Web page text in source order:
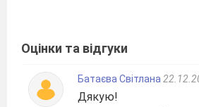
Оцінки та відгуки
Батаєва Світлана
Дякую!